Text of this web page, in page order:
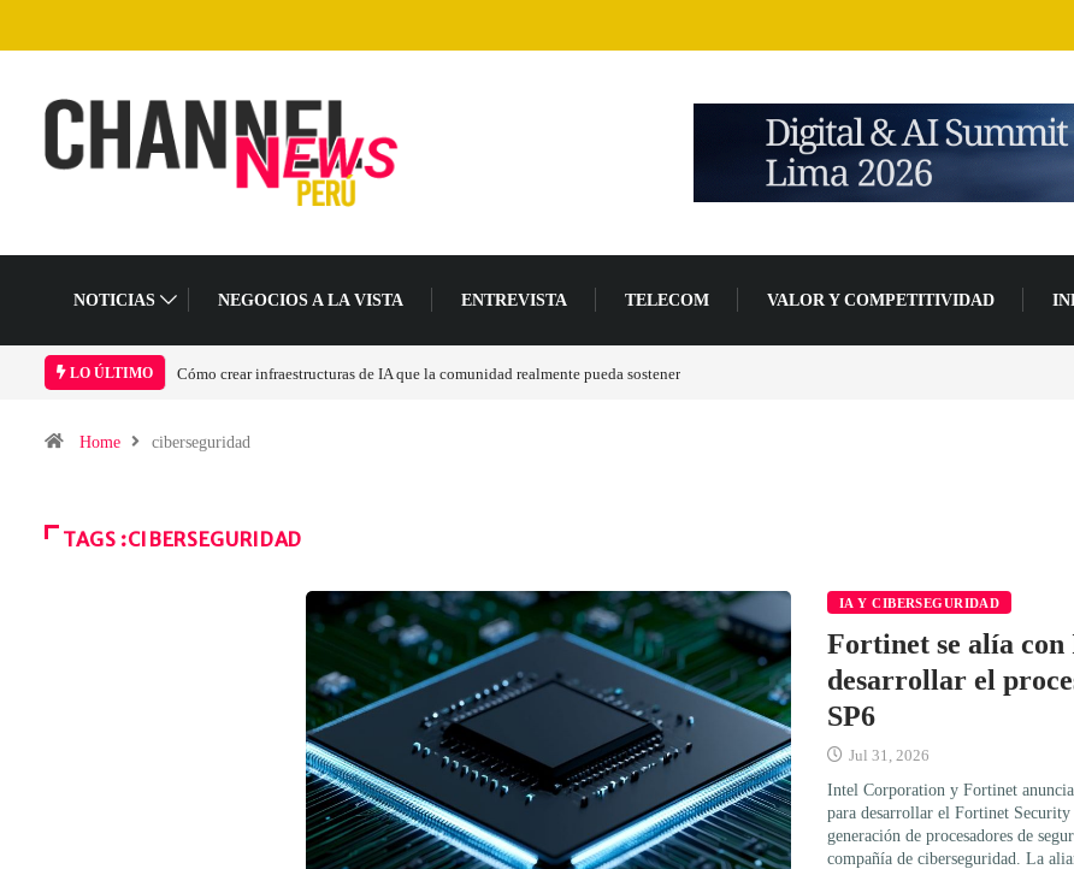
NOTICIAS NEGOCIOS A LA VISTA ENTREVISTA TELECOM VALOR Y COMPETITIVIDAD
LO ÚLTIMO Las tarjetas gráficas RDNA 5 ya están en fase avanzada de desarrollo
Home ciberseguridad
TAGS :CIBERSEGURIDAD
IA Y CIBERSEGURIDAD
Fortinet se alía
desarrollar el
SP6
Jul 31, 2026
Intel Corporation y Fortinet
para desarrollar el Fortinet
generación de procesadores de
compañía de ciberseguridad. La